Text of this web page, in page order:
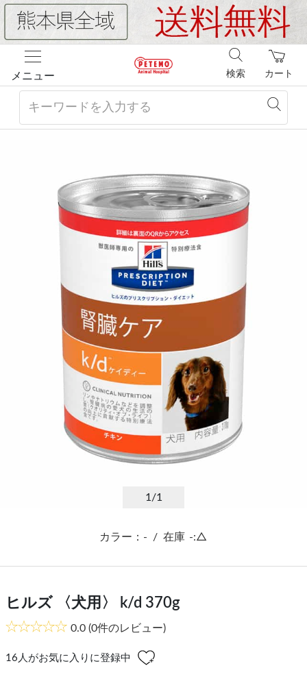
メニュー カート
検索
1 /1
カラー：- / 在庫 -:△
ヒルズ 〈犬用〉 k/d 370g
0.0 (0件のレビュー)
16 人がお気に入りに登録中